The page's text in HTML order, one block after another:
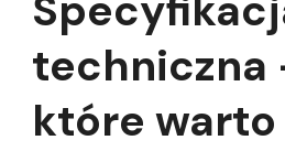
techniczna
które warto